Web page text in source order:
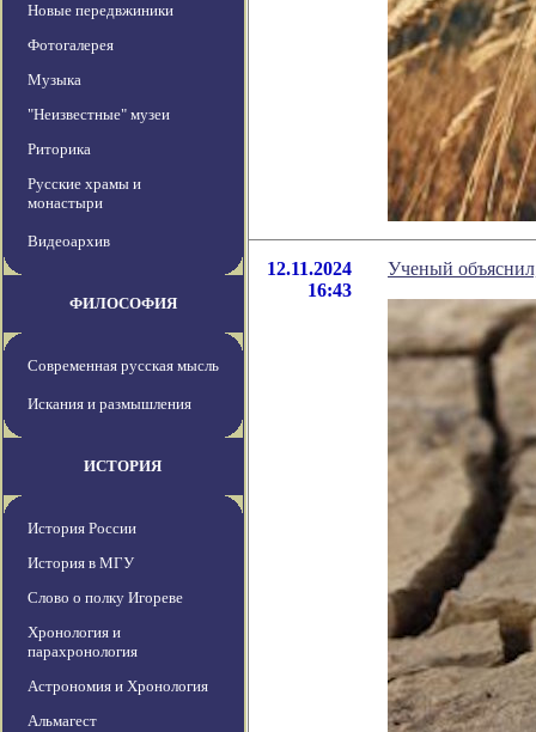
Новые передвжиники
Фотогалерея
Музыка
"Неизвестные" музеи
Риторика
Русские храмы и
монастыри
Видеоархив
ФИЛОСОФИЯ
Современная русская мысль
Искания и размышления
ИСТОРИЯ
История России
История в МГУ
Слово о полку Игореве
Хронология и
парахронология
Астрономия и Хронология
Альмагест
12.11.2024
16:43
Ученый